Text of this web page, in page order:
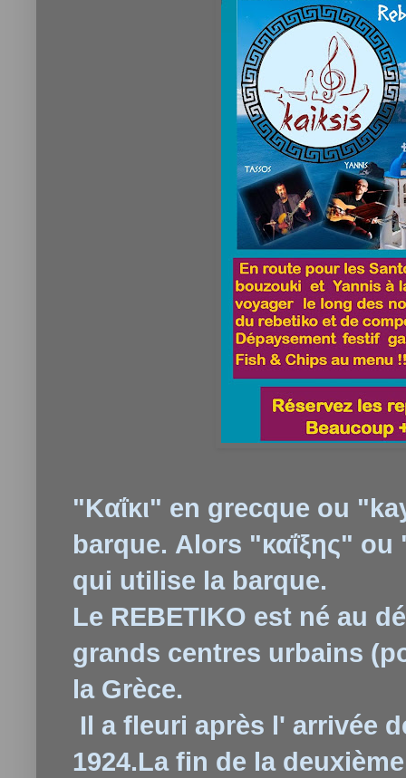
"Kαΐκι" en grecque ou
barque. Alors "καΐξης"
qui utilise la barque.
Le REBETIKO est né au
grands centres urbains
la Grèce.
Il a fleuri après l' arrivée
1924.La fin de la